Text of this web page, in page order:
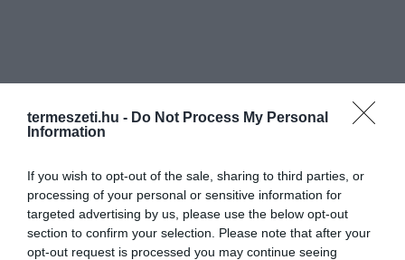
termeszeti.hu - Do Not Process My Personal
Information
If you wish to opt-out of the sale, sharing to third parties, or
processing of your personal or sensitive information for
targeted advertising by us, please use the below opt-out
section to confirm your selection. Please note that after your
opt-out request is processed you may continue seeing